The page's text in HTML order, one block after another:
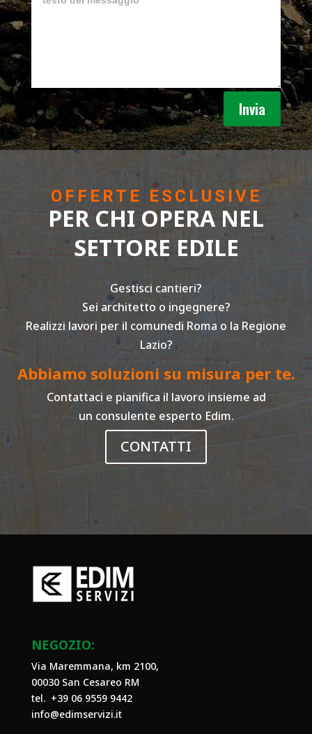
Invia
OFFERTE ESCLUSIVE
PER CHI OPERA NEL
SETTORE EDILE
Gestisci cantieri?
Sei architetto o ingegnere?
Realizzi lavori per il comunedi Roma o la Regione
Lazio?
Abbiamo soluzioni su misura per te.
Contattaci e pianifica il lavoro insieme ad
un consulente esperto Edim.
CONTATTI
NEGOZIO:
Via Maremmana, km 2100,
00030 San Cesareo RM
tel. +39 06 9559 9442
info@edimservizi.it